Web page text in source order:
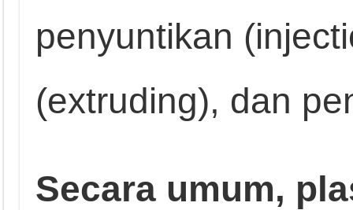
penyuntikan
(extruding), dan
Secara umum,